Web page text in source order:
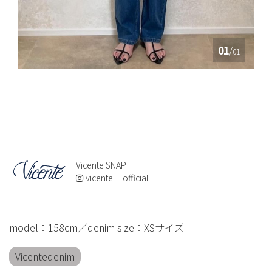
01/01
Vicente SNAP
vicente__official
model：158cm／denim size：XSサイズ
Vicentedenim